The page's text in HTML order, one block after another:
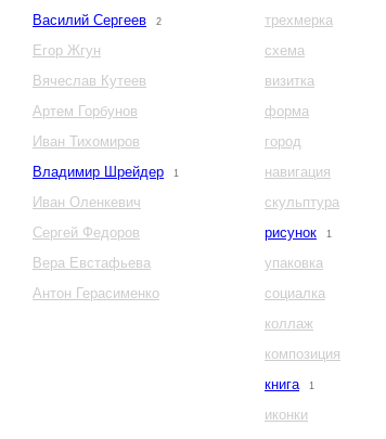
Василий Сергеев
2
Егор Жгун
Вячеслав Кутеев
Артем Горбунов
Иван Тихомиров
Владимир Шрейдер
1
Иван Оленкевич
Сергей Федоров
Вера Евстафьева
Антон Герасименко
трехмерка
схема
визитка
форма
город
навигация
скульптура
рисунок
1
упаковка
социалка
коллаж
композиция
книга
1
иконки